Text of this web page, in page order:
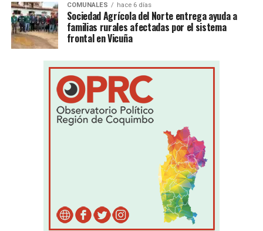
COMUNALES hace 6 días
Sociedad Agrícola del Norte entrega ayuda a
familias rurales afectadas por el sistema
frontal en Vicuña